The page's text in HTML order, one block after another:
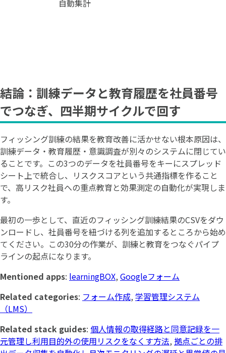
自動集計
結論：訓練データと教育履歴を社員番号
でつなぎ、四半期サイクルで回す
フィッシング訓練の結果を教育改善に活かせない根本原因は、
訓練データ・教育履歴・意識調査が別々のシステムに閉じてい
ることです。この3つのデータを社員番号をキーにスプレッド
シート上で統合し、リスクスコアという共通指標を作ること
で、高リスク社員への重点教育と効果測定の自動化が実現しま
す。
最初の一歩として、直近のフィッシング訓練結果のCSVをダウ
ンロードし、社員番号を紐づける列を追加するところから始め
てください。この30分の作業が、訓練と教育をつなぐパイプ
ラインの起点になります。
Mentioned apps: learningBOX, Googleフォーム
Related categories: フォーム作成, 学習管理システム
（LMS）
Related stack guides: 個人情報の取得経路と同意記録を一
元管理し利用目的外の使用リスクをなくす方法, 拠点ごとの排